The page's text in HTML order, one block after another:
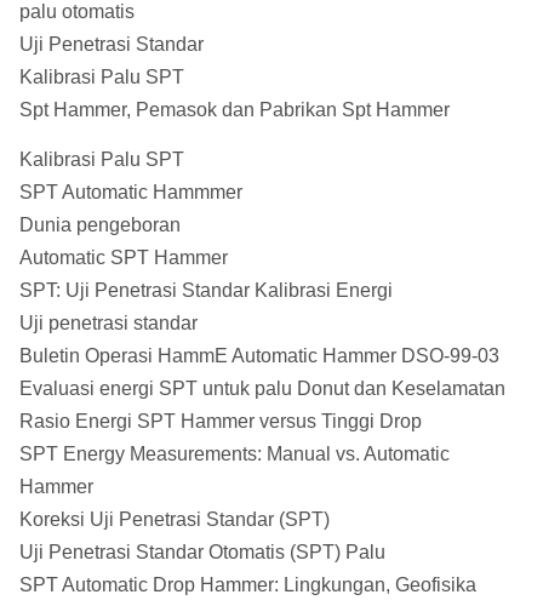
palu otomatis
Uji Penetrasi Standar
Kalibrasi Palu SPT
Spt Hammer, Pemasok dan Pabrikan Spt Hammer
Kalibrasi Palu SPT
SPT Automatic Hammmer
Dunia pengeboran
Automatic SPT Hammer
SPT: Uji Penetrasi Standar Kalibrasi Energi
Uji penetrasi standar
Buletin Operasi HammE Automatic Hammer DSO-99-03
Evaluasi energi SPT untuk palu Donut dan Keselamatan
Rasio Energi SPT Hammer versus Tinggi Drop
SPT Energy Measurements: Manual vs. Automatic
Hammer
Koreksi Uji Penetrasi Standar (SPT)
Uji Penetrasi Standar Otomatis (SPT) Palu
SPT Automatic Drop Hammer: Lingkungan, Geofisika